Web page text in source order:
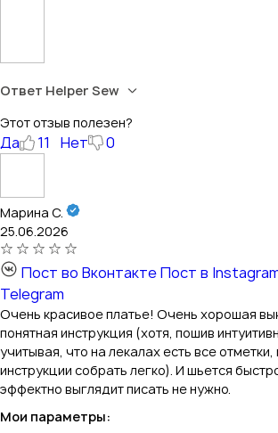
Ответ Helper Sew
Этот отзыв полезен?
Да 11 Нет 0
Марина С.
25.06.2026
Пост во ВконтактеПост в
Telegram
Очень красивое платье! Очень хорошая
понятная инструкция (хотя, пошив
учитывая, что на лекалах есть все
инструкции собрать легко). И шьется
эффектно выглядит писать не нужно.
Мои параметры: